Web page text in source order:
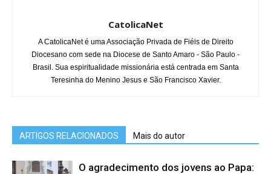
CatolicaNet
A CatolicaNet é uma Associação Privada de Fiéis de Direito
Diocesano com sede na Diocese de Santo Amaro - São Paulo -
Brasil. Sua espiritualidade missionária está centrada em Santa
Teresinha do Menino Jesus e São Francisco Xavier.
ARTIGOS RELACIONADOS Mais do autor
O agradecimento dos jovens ao Papa: